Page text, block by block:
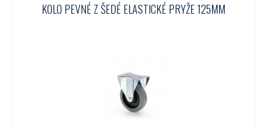
KOLO PEVNÉ Z ŠEDÉ ELASTICKÉ PRYŽE 125MM